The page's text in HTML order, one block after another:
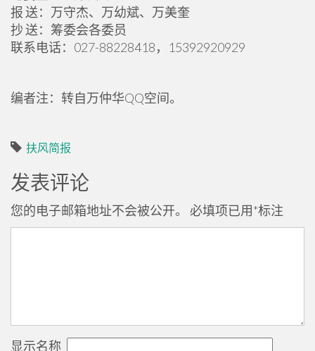
报 送：万守杰、万幼斌、万美奎
抄 送：筹委会各委员
联系电话：027-88228418，15392920929
编者注：转自万仲华QQ空间。
扶风简报
发表评论
您的电子邮箱地址不会被公开。 必填项已用*标注
显示名称